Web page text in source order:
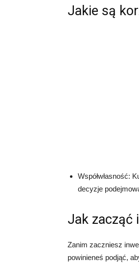
Jakie są
Współwłasność:
decyzje
Jak zacząć
Zanim zaczniesz
powinieneś podjąć,